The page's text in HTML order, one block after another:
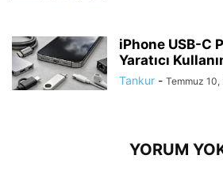
iPhone USB-C
Yaratıcı
Tankur - Temmuz 10,
YORUM